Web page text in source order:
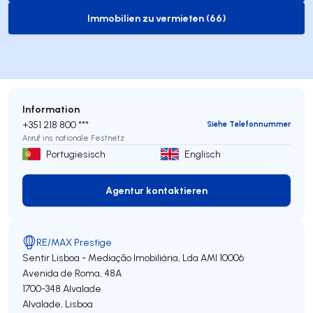
to-rent-listing
Immobilien zu vermieten (66)
Information
+351 218 800 ***
Siehe Telefonnummer
Anruf ins nationale Festnetz
Portugiesisch Englisch
Agentur kontaktieren
Agentur kontaktieren
RE/MAX Prestige
Sentir Lisboa - Mediação Imobiliária, Lda AMI 10006
Avenida de Roma, 48A
1700-348 Alvalade
Alvalade, Lisboa